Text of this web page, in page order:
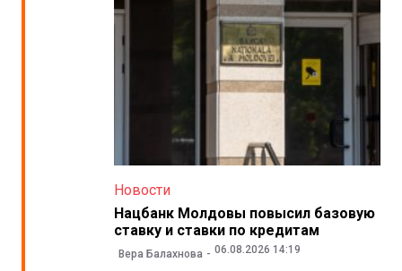
Новости
Нацбанк Молдовы повысил базовую
ставку и ставки по кредитам
Вера Балахнова 06.08.2026 14:19